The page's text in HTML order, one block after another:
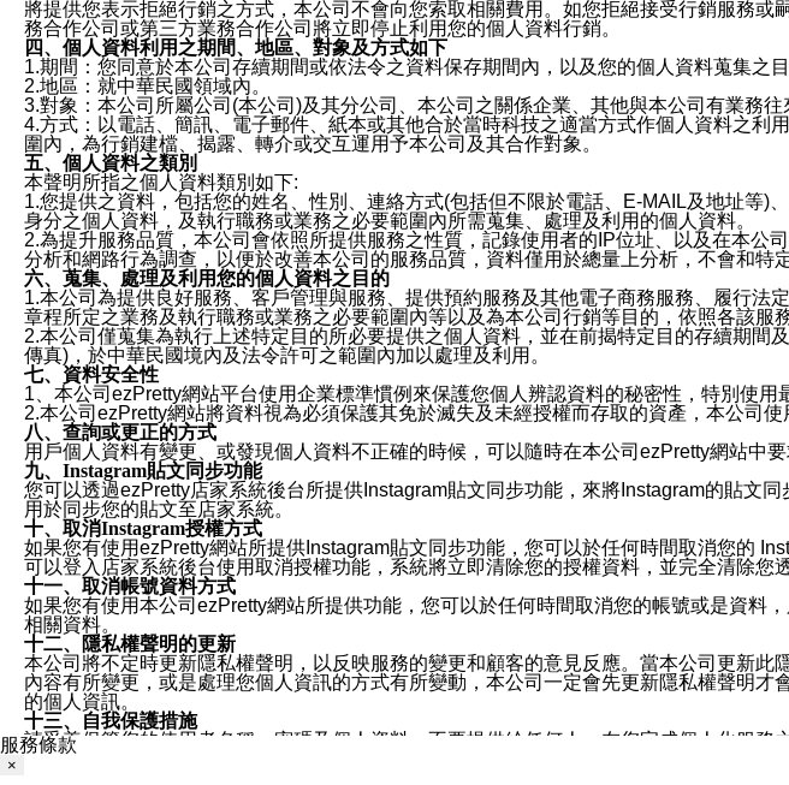
將提供您表示拒絕行銷之方式，本公司不會向您索取相關費用。如您拒絕接受行銷服務
務合作公司或第三方業務合作公司將立即停止利用您的個人資料行銷。
四、個人資料利用之期間、地區、對象及方式如下
1.期間：您同意於本公司存續期間或依法令之資料保存期間內，以及您的個人資料蒐集之
2.地區：就中華民國領域內。
3.對象：本公司所屬公司(本公司)及其分公司、本公司之關係企業、其他與本公司有業務往
4.方式：以電話、簡訊、電子郵件、紙本或其他合於當時科技之適當方式作個人資料之
圍內，為行銷建檔、揭露、轉介或交互運用予本公司及其合作對象。
五、個人資料之類別
本聲明所指之個人資料類別如下:
1.您提供之資料，包括您的姓名、性別、連絡方式(包括但不限於電話、E-MAIL及地址等
身分之個人資料，及執行職務或業務之必要範圍內所需蒐集、處理及利用的個人資料。
2.為提升服務品質，本公司會依照所提供服務之性質，記錄使用者的IP位址、以及在本
分析和網路行為調查，以便於改善本公司的服務品質，資料僅用於總量上分析，不會和特
六、蒐集、處理及利用您的個人資料之目的
1.本公司為提供良好服務、客戶管理與服務、提供預約服務及其他電子商務服務、履行
章程所定之業務及執行職務或業務之必要範圍內等以及為本公司行銷等目的，依照各該服
2.本公司僅蒐集為執行上述特定目的所必要提供之個人資料，並在前揭特定目的存續期間
傳真)，於中華民國境內及法令許可之範圍內加以處理及利用。
七、資料安全性
1、本公司ezPretty網站平台使用企業標準慣例來保護您個人辨認資料的秘密性，特別使
2.本公司ezPretty網站將資料視為必須保護其免於滅失及未經授權而存取的資產，本公司
八、查詢或更正的方式
用戶個人資料有變更、或發現個人資料不正確的時候，可以隨時在本公司ezPretty網站中
九、Instagram貼文同步功能
您可以透過ezPretty店家系統後台所提供Instagram貼文同步功能，來將Instagram的貼文
用於同步您的貼文至店家系統。
十、取消Instagram授權方式
如果您有使用ezPretty網站所提供Instagram貼文同步功能，您可以於任何時間取消您的
可以登入店家系統後台使用取消授權功能，系統將立即清除您的授權資料，並完全清除您
十一、取消帳號資料方式
如果您有使用本公司ezPretty網站所提供功能，您可以於任何時間取消您的帳號或是資料
相關資料。
十二、隱私權聲明的更新
本公司將不定時更新隱私權聲明，以反映服務的變更和顧客的意見反應。當本公司更新
內容有所變更，或是處理您個人資訊的方式有所變動，本公司一定會先更新隱私權聲明
的個人資訊。
十三、自我保護措施
請妥善保管您的使用者名稱、密碼及個人資料，不要提供給任何人。在您完成個人化服
窗，以防止他人讀取您的個人資料、信件或進入所機關管理區。
服務條款
×